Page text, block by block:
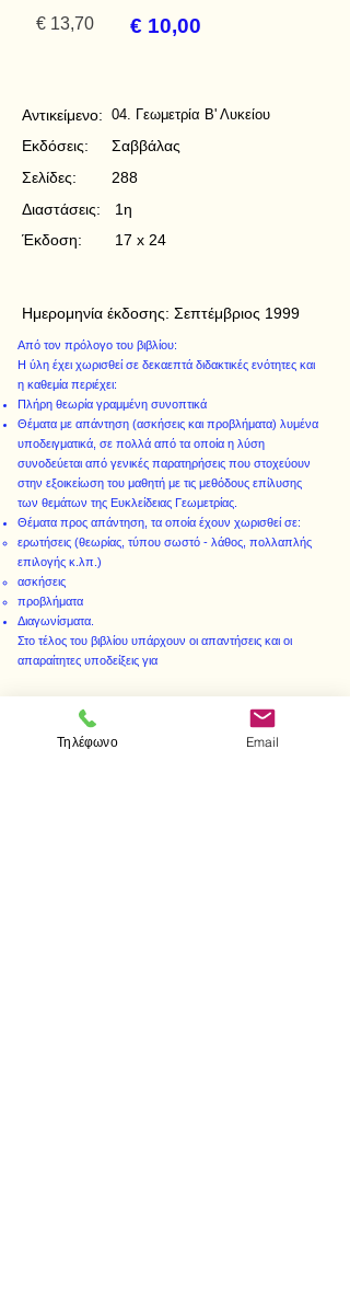
€ 13,70 € 10,00
Αντικείμενο:
Εκδόσεις:
Σελίδες:
04. Γεωμετρία Β' Λυκείου
Σαββάλας
288
Διαστάσεις:
Έκδοση:
1η
17 x 24
Ημερομηνία έκδοσης: Σεπτέμβριος 1999
Από τον πρόλογο του βιβλίου:
Η ύλη έχει χωρισθεί σε δεκαεπτά διδακτικές ενότητες και
η καθεμία περιέχει:
Πλήρη θεωρία γραμμένη συνοπτικά
Θέματα με απάντηση (ασκήσεις και προβλήματα) λυμένα
υποδειγματικά, σε πολλά από τα οποία η λύση
συνοδεύεται από γενικές παρατηρήσεις που στοχεύουν
στην εξοικείωση του μαθητή με τις μεθόδους επίλυσης
των θεμάτων της Ευκλείδειας Γεωμετρίας.
Θέματα προς απάντηση, τα οποία έχουν χωρισθεί σε:
ερωτήσεις (θεωρίας, τύπου σωστό - λάθος, πολλαπλής
επιλογής κ.λπ.)
ασκήσεις
προβλήματα
Διαγωνίσματα.
Στο τέλος του βιβλίου υπάρχουν οι απαντήσεις και οι
απαραίτητες υποδείξεις για
Τηλέφωνο Email